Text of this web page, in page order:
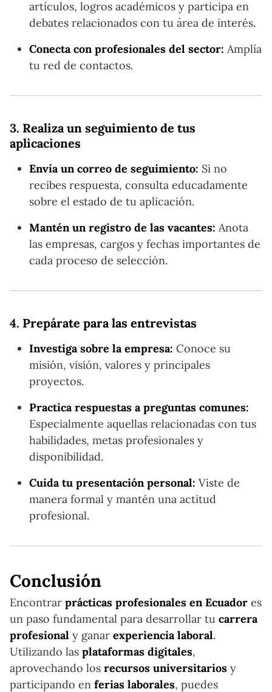
artículos, logros académicos y participa en
debates relacionados con tu área de interés.
Conecta con profesionales del sector: Amplía
tu red de contactos.
3. Realiza un seguimiento de tus
aplicaciones
Envía un correo de seguimiento: Si no
recibes respuesta, consulta educadamente
sobre el estado de tu aplicación.
Mantén un registro de las vacantes: Anota
las empresas, cargos y fechas importantes de
cada proceso de selección.
4. Prepárate para las entrevistas
Investiga sobre la empresa: Conoce su
misión, visión, valores y principales
proyectos.
Practica respuestas a preguntas comunes:
Especialmente aquellas relacionadas con tus
habilidades, metas profesionales y
disponibilidad.
Cuida tu presentación personal: Viste de
manera formal y mantén una actitud
profesional.
Conclusión
Encontrar prácticas profesionales en Ecuador es
un paso fundamental para desarrollar tu carrera
profesional y ganar experiencia laboral.
Utilizando las plataformas digitales,
aprovechando los recursos universitarios y
participando en ferias laborales, puedes